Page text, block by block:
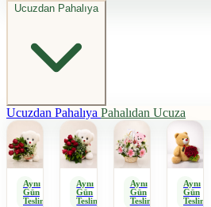
Ucuzdan Pahalıya
Ucuzdan Pahalıya Pahalıdan Ucuza
Aynı
Gün
Teslimat
Aynı
Gün
Teslimat
Aynı
Gün
Teslimat
Aynı
Gün
Teslimat